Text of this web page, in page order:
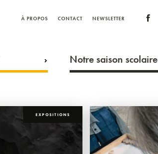
À PROPOS CONTACT NEWSLETTER
Notre saison scolaire
EXPOSITIONS